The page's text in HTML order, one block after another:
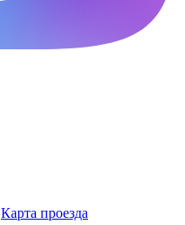
Карта проезда